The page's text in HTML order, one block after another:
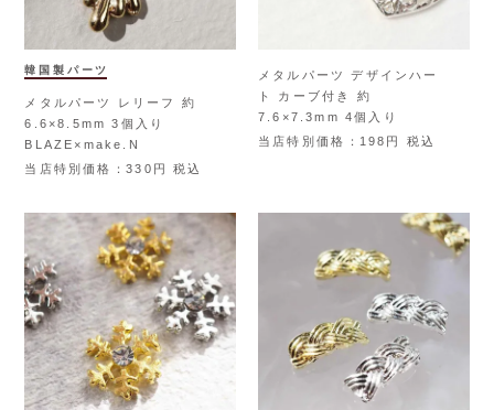
韓国製パーツ
メタルパーツ レリーフ 約
6.6×8.5mm 3個入り
BLAZE×make.N
当店特別価格
330 税込
メタルパーツ デザインハー
ト カーブ付き 約
7.6×7.3mm 4個入り
当店特別価格
198 税込